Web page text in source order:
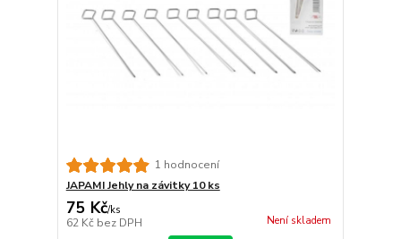
1 hodnocení
JAPAMI Jehly na závitky 10 ks
75 Kč/ks
62 Kč bez DPH Není skladem